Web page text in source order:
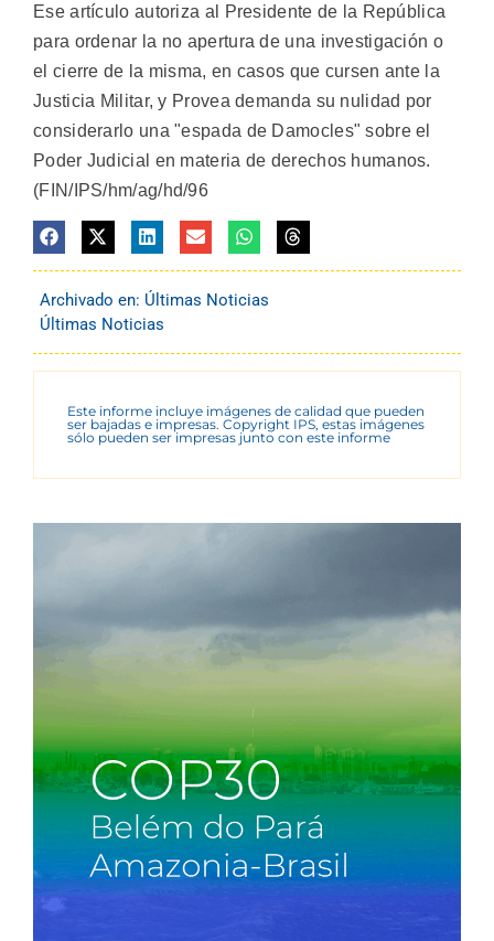
Ese artículo autoriza al Presidente de la República
para ordenar la no apertura de una investigación o
el cierre de la misma, en casos que cursen ante la
Justicia Militar, y Provea demanda su nulidad por
considerarlo una "espada de Damocles" sobre el
Poder Judicial en materia de derechos humanos.
(FIN/IPS/hm/ag/hd/96
Archivado en: Últimas Noticias
Últimas Noticias
Este informe incluye imágenes de calidad que pueden
ser bajadas e impresas. Copyright IPS, estas imágenes
sólo pueden ser impresas junto con este informe